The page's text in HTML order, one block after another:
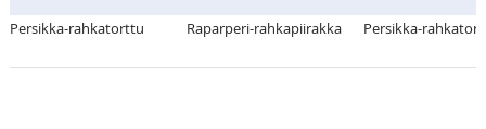
Persikka-rahkatorttu Raparperi-rahkapiirakka Persikka-